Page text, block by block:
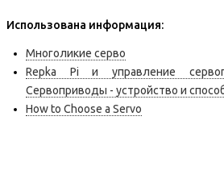
Использована информация:
Многоликие серво
Repka Pi и управление
Сервоприводы - устройство и
How to Choose a Servo